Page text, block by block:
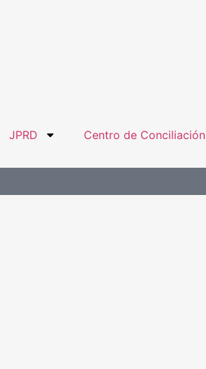
JPRD Centro de Conciliación